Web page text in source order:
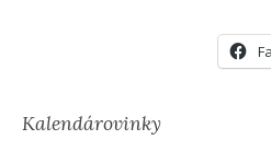
Kalendárovinky